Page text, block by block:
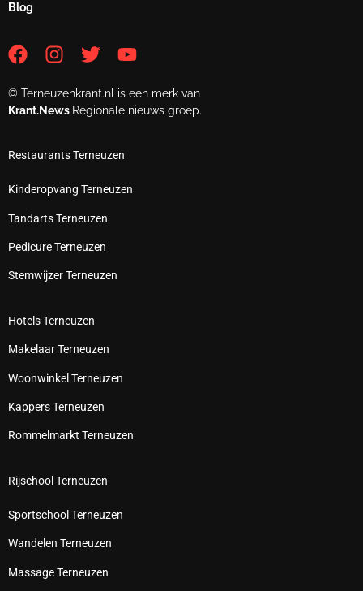
Blog
© Terneuzenkrant.nl is een merk van
Krant.News Regionale nieuws groep.
Restaurants Terneuzen
Kinderopvang Terneuzen
Tandarts Terneuzen
Pedicure Terneuzen
Stemwijzer Terneuzen
Hotels Terneuzen
Makelaar Terneuzen
Woonwinkel Terneuzen
Kappers Terneuzen
Rommelmarkt Terneuzen
Rijschool Terneuzen
Sportschool Terneuzen
Wandelen Terneuzen
Massage Terneuzen